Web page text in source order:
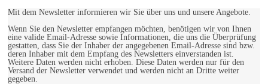
Mit dem Newsletter informieren wir Sie über uns und unsere Angebote.
Wenn Sie den Newsletter empfangen möchten, benötigen wir von Ihnen
eine valide Email-Adresse sowie Informationen, die uns die Überprüfung
gestatten, dass Sie der Inhaber der angegebenen Email-Adresse sind bzw.
deren Inhaber mit dem Empfang des Newsletters einverstanden ist.
Weitere Daten werden nicht erhoben. Diese Daten werden nur für den
Versand der Newsletter verwendet und werden nicht an Dritte weiter
gegeben.